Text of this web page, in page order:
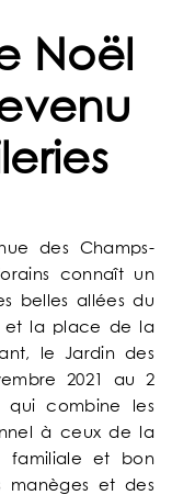
Noël
des Champs-
connaît un
belles allées du
et la place de la
le Jardin des
2021 au 2
qui combine les
à ceux de la
familiale et bon
manèges et des